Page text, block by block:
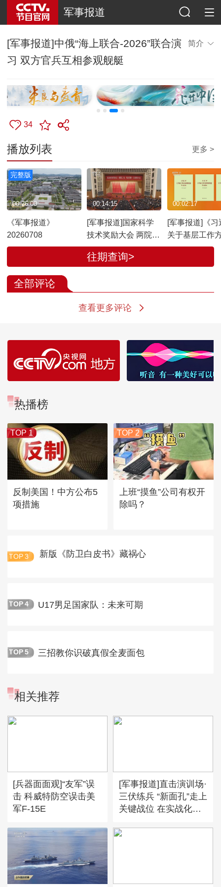
军事报道
[军事报道]中俄“海上联合-2026”联合演
习 双方官兵互相参观舰艇
简介
34
播放列表 更多 >
完整版
《军事报道》
20260708
00:26:00
[军事报道]国家科学
技术奖励大会 两院院
士大会 中国科协第十
一次全国代表大会在
00:14:15
[军事报道]《习
关于基层工作
重要论述学习
00:02:17
往期查询>
全部评论
查看更多评论
热播榜
TOP 1
反制美国！中方公布5
项措施
TOP 2
上班“摸鱼”公司有权开
除吗？
TOP 3 新版《防卫白皮书》藏祸心
TOP 4 U17男足国家队：未来可期
TOP 5 三招教你识破真假全麦面包
相关推荐
[兵器面面观]“友军”误
击 科威特防空误击美
军F-15E
[军事报道]直击演训场·
三伏练兵 “新面孔”走上
关键战位 在实战化演